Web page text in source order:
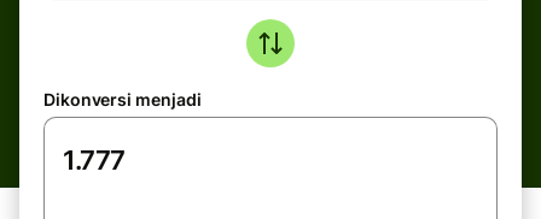
Dikonversi menjadi